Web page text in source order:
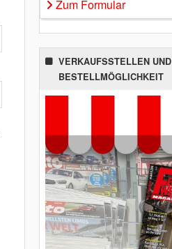
Zum Formular
VERKAUFSSTELLEN UND
BESTELLMÖGLICHKEIT